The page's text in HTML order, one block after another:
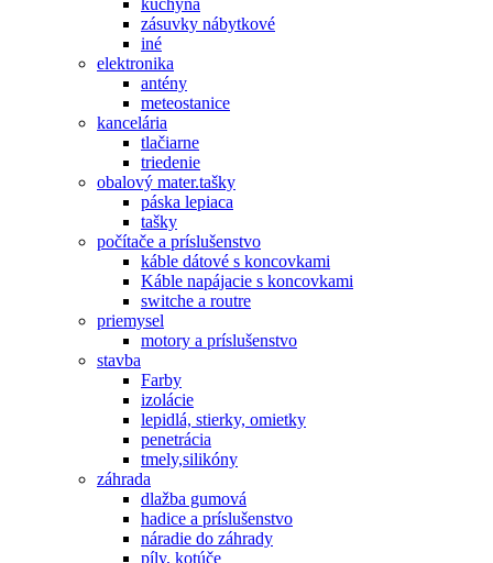
kuchyňa
zásuvky nábytkové
iné
elektronika
antény
meteostanice
kancelária
tlačiarne
triedenie
obalový mater.tašky
páska lepiaca
tašky
počítače a príslušenstvo
káble dátové s koncovkami
Káble napájacie s koncovkami
switche a routre
priemysel
motory a príslušenstvo
stavba
Farby
izolácie
lepidlá, stierky, omietky
penetrácia
tmely,silikóny
záhrada
dlažba gumová
hadice a príslušenstvo
náradie do záhrady
píly, kotúče